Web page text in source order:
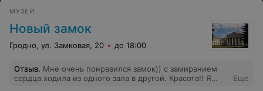
МУЗЕЙ
Новый замок
Гродно, ул. Замковая, 20 до 18:00
Отзыв. Мне очень понравился замок)) с замиранием
сердца ходила из одного зала в другой. Красота!! Я
Еще